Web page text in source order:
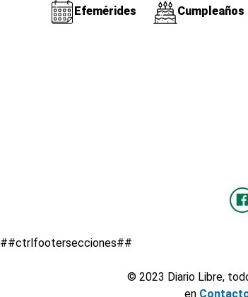
Efemérides Cumpleaños
##ctrlfootersecciones##
© 2023 Diario Libre,
en